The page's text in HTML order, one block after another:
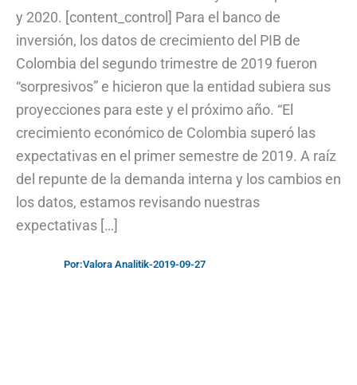
y 2020. [content_control] Para el banco de
inversión, los datos de crecimiento del PIB de
Colombia del segundo trimestre de 2019 fueron
“sorpresivos” e hicieron que la entidad subiera sus
proyecciones para este y el próximo año. “El
crecimiento económico de Colombia superó las
expectativas en el primer semestre de 2019. A raíz
del repunte de la demanda interna y los cambios en
los datos, estamos revisando nuestras
expectativas […]
Por:Valora Analitik-2019-09-27